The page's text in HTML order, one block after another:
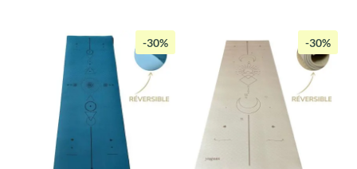
était :
110,00€.
est :
77,00€.
était :
74,00€.
est :
51,80€.
-30% -30%